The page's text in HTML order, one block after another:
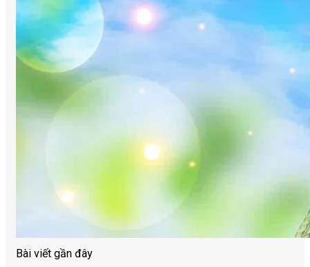
Bài viết gần đây